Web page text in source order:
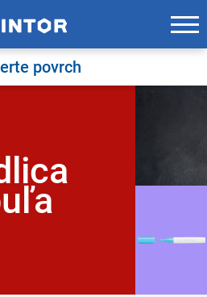
povrch